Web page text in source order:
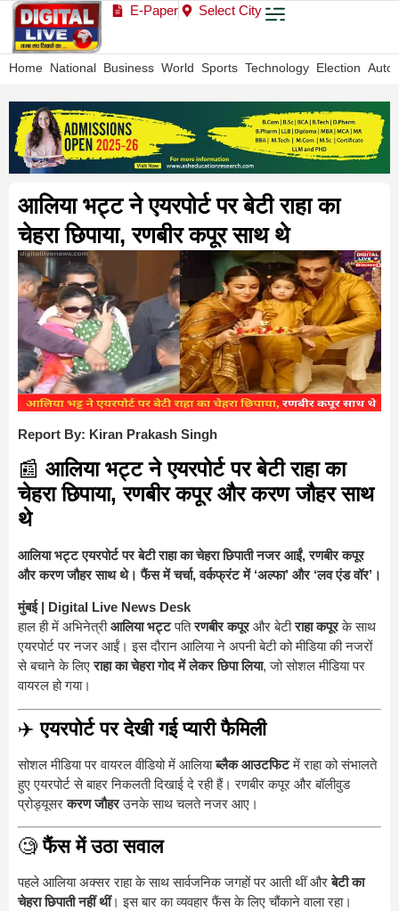
E-Paper Select City
Home National Business World Sports Technology Election Auto
आलिया भट्ट ने एयरपोर्ट पर बेटी राहा का
चेहरा छिपाया, रणबीर कपूर साथ थे
Report By: Kiran Prakash Singh
📰 आलिया भट्ट ने एयरपोर्ट पर बेटी राहा का
चेहरा छिपाया, रणबीर कपूर और करण जौहर साथ
थे
आलिया भट्ट एयरपोर्ट पर बेटी राहा का चेहरा छिपाती नजर आईं, रणबीर कपूर
और करण जौहर साथ थे। फैंस में चर्चा, वर्कफ्रंट में ‘अल्फा’ और ‘लव एंड वॉर’।
मुंबई | Digital Live News Desk
हाल ही में अभिनेत्रीआलिया भट्टपतिरणबीर कपूरऔर बेटीराहा कपूरके साथ
एयरपोर्ट पर नजर आईं। इस दौरान आलिया ने अपनी बेटी को मीडिया की नजरों
से बचाने के लिएराहा का चेहरा गोद में लेकर छिपा लिया, जो सोशल मीडिया पर
वायरल हो गया।
✈️एयरपोर्ट पर देखी गई प्यारी फैमिली
सोशल मीडिया पर वायरल वीडियो में आलियाब्लैक आउटफिटमें राहा को संभालते
हुए एयरपोर्ट से बाहर निकलती दिखाई दे रही हैं। रणबीर कपूर और बॉलीवुड
प्रोड्यूसरकरण जौहरउनके साथ चलते नजर आए।
🧐फैंस में उठा सवाल
पहले आलिया अक्सर राहा के साथ सार्वजनिक जगहों पर आती थीं औरबेटी का
चेहरा छिपाती नहीं थीं। इस बार का व्यवहार फैंस के लिए चौंकाने वाला रहा।